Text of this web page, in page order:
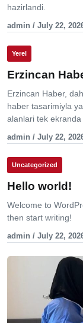
hazirlandi.
admin / July 22,
Yerel
Erzincan
Erzincan Haber,
haber tasarimiyla
alanlari tek
admin / July 22,
Uncategorized
Hello world!
Welcome to
then start writing!
admin / July 22,